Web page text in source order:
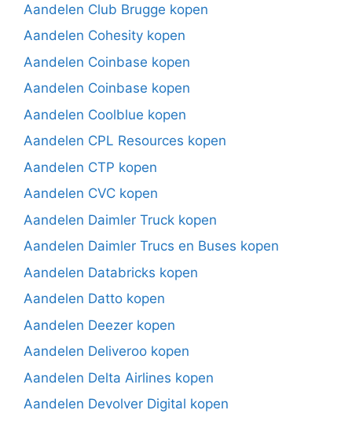
Aandelen Club Brugge kopen
Aandelen Cohesity kopen
Aandelen Coinbase kopen
Aandelen Coinbase kopen
Aandelen Coolblue kopen
Aandelen CPL Resources kopen
Aandelen CTP kopen
Aandelen CVC kopen
Aandelen Daimler Truck kopen
Aandelen Daimler Trucs en Buses kopen
Aandelen Databricks kopen
Aandelen Datto kopen
Aandelen Deezer kopen
Aandelen Deliveroo kopen
Aandelen Delta Airlines kopen
Aandelen Devolver Digital kopen